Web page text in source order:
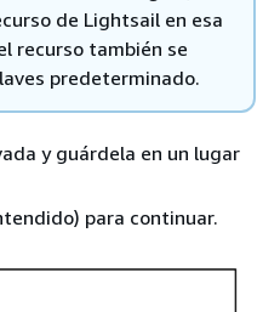
de Lightsail en esa
recurso también se
predeterminado.
y guárdela en un lugar
para continuar.